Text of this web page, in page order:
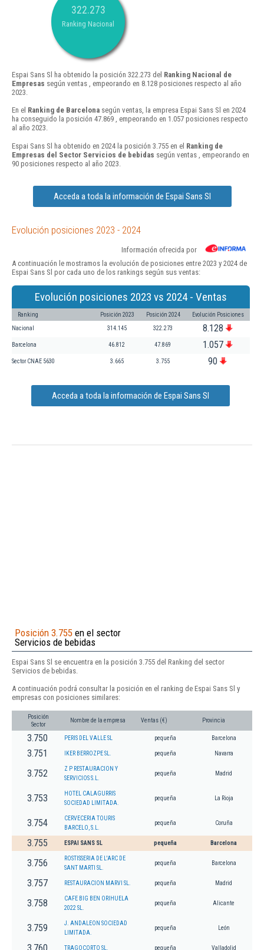
322.273
Ranking Nacional
Espai Sans Sl ha obtenido la posición 322.273 del Ranking Nacional de
Empresas según ventas , empeorando en 8.128 posiciones respecto al año
2023.
En el Ranking de Barcelona según ventas, la empresa Espai Sans Sl en 2024
ha conseguido la posición 47.869 , empeorando en 1.057 posiciones respecto
al año 2023.
Espai Sans Sl ha obtenido en 2024 la posición 3.755 en el Ranking de
Empresas del Sector Servicios de bebidas según ventas , empeorando en
90 posiciones respecto al año 2023.
Acceda a toda la información de Espai Sans Sl
Evolución posiciones 2023 - 2024
Información ofrecida por
A continuación le mostramos la evolución de posiciones entre 2023 y 2024 de
Espai Sans Sl por cada uno de los rankings según sus ventas:
Evolución posiciones 2023 vs 2024 - Ventas
Ranking Posición 2023 Posición 2024 Evolución Posiciones
Nacional 314.145 322.273 8.128
Barcelona 46.812 47.869 1.057
Sector CNAE 5630 3.665 3.755 90
Acceda a toda la información de Espai Sans Sl
Posición 3.755 en el sector
Servicios de bebidas
Espai Sans Sl se encuentra en la posición 3.755 del Ranking del sector
Servicios de bebidas.
A continuación podrá consultar la posición en el ranking de Espai Sans Sl y
empresas con posiciones similares:
Posición
Sector
Nombre de la empresa Ventas (€) Provincia
3.750 PERIS DEL VALLE SL pequeña Barcelona
3.751 IKER BERROZPE SL. pequeña Navarra
3.752
Z P RESTAURACION Y
SERVICIOS S.L.
pequeña Madrid
3.753
HOTEL CALAGURRIS
SOCIEDAD LIMITADA.
pequeña La Rioja
3.754
CERVECERIA TOURIS
BARCELO, S.L.
pequeña Coruña
3.755 ESPAI SANS SL pequeña Barcelona
3.756
ROSTISSERIA DE L'ARC DE
SANT MARTI SL.
pequeña Barcelona
3.757 RESTAURACION MARVI SL. pequeña Madrid
3.758
CAFE BIG BEN ORIHUELA
2022 SL.
pequeña Alicante
3.759
J. ANDALEON SOCIEDAD
LIMITADA.
pequeña León
TRAGOCORTO SL. pequeña Valladolid